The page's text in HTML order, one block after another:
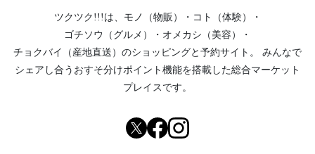
ツクツク!!!は、 モノ（物販） ・ コト（体験）
・
ゴチソウ（グルメ）
・ オメカシ（美容）
・
チョクバイ（産地直送） のショッピングと予約サイト。
みんなで
シェアし合う おすそ分けポイント機能を搭載した総合マーケット
プレイスです。